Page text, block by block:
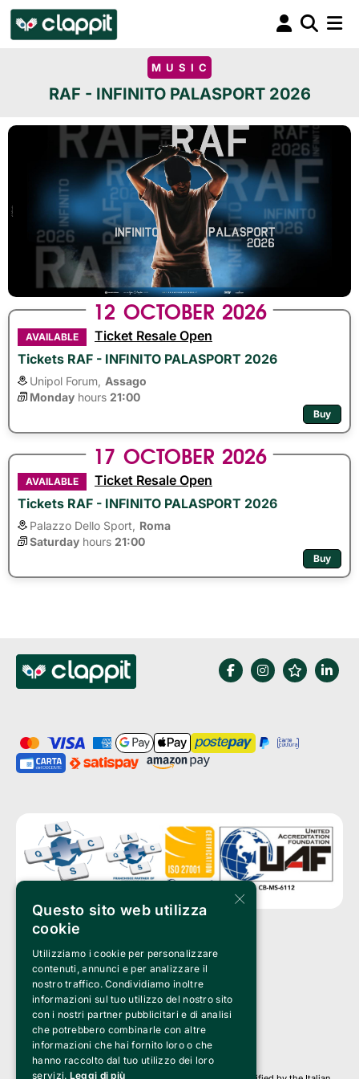
MUSIC
RAF - INFINITO PALASPORT 2026
12 OCTOBER 2026
AVAILABLE
Ticket Resale Open
Tickets RAF - INFINITO PALASPORT 2026
Unipol Forum, Assago
Monday hours 21:00
Buy
17 OCTOBER 2026
AVAILABLE
Ticket Resale Open
Tickets RAF - INFINITO PALASPORT 2026
Palazzo Dello Sport,
Roma
Saturday hours 21:00
Buy
Clappit is a trademark of:
Bemils Srl
a Socio Unico
Via Fosse Ardeatine, 4 -20092 Cinisello Balsamo (MI)
PI 05589050961
Iscr. C.C.I.A.A. Milano R.E.A. 1833471
© 2010-2025 Bemils Srl - All rights reserved
Credits:
×
Questo sito web utilizza
cookie
Utilizziamo i cookie per personalizzare
contenuti, annunci e per analizzare il
nostro traffico. Condividiamo inoltre
informazioni sul tuo utilizzo del nostro sito
con i nostri partner pubblicitari e di analisi
che potrebbero combinarle con altre
informazioni che hai fornito loro o che
hanno raccolto dal tuo utilizzo dei loro
servizi. Leggi di più